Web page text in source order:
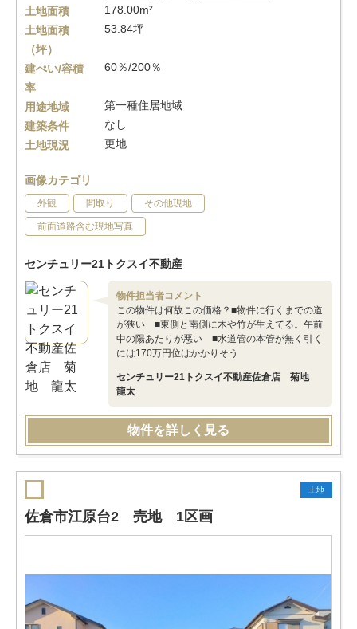
土地面積
178.00m²
土地面積
（坪）
53.84坪
建ぺい/容積
率
60％/200％
用途地域
第一種住居地域
建築条件
なし
土地現況
更地
画像カテゴリ
外観 間取り その他現地
前面道路含む現地写真
センチュリー21トクスイ不動産
物件担当者コメント
この物件は何故この価格？■物件に行くまでの道
が狭い ■東側と南側に木や竹が生えてる。午前
中の陽あたりが悪い ■水道管の本管が無く引く
には170万円位はかかりそう
センチュリー21トクスイ不動産佐倉店 菊地
龍太
物件を詳しく見る
土地
佐倉市江原台2 売地 1区画